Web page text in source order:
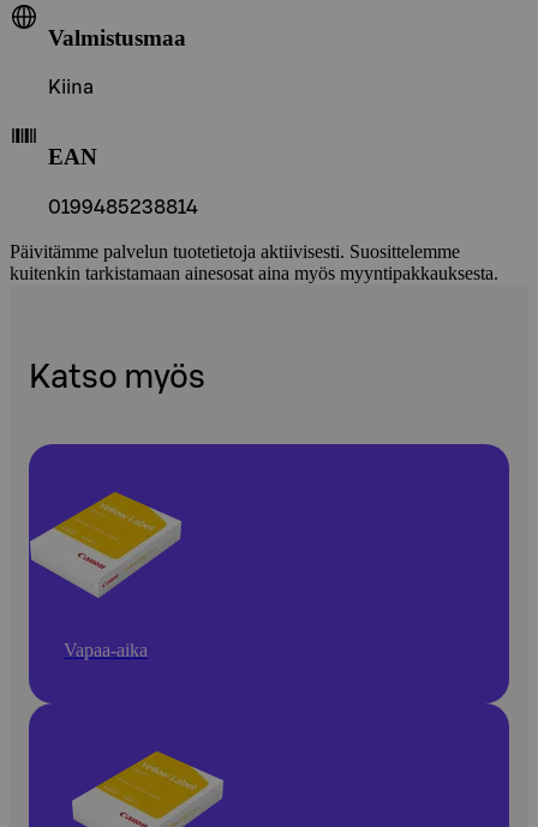
Valmistusmaa
Kiina
EAN
0199485238814
Päivitämme palvelun tuotetietoja aktiivisesti. Suosittelemme
kuitenkin tarkistamaan ainesosat aina myös myyntipakkauksesta.
Katso myös
Vapaa-aika